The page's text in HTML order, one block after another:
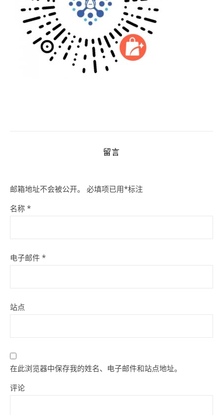
留言
邮箱地址不会被公开。 必填项已用*标注
名称 *
电子邮件 *
站点
在此浏览器中保存我的姓名、电子邮件和站点地址。
评论